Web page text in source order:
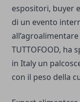
espositori, buyer
di un evento
TUTTOFOOD, ha
in Italy un
con il peso della